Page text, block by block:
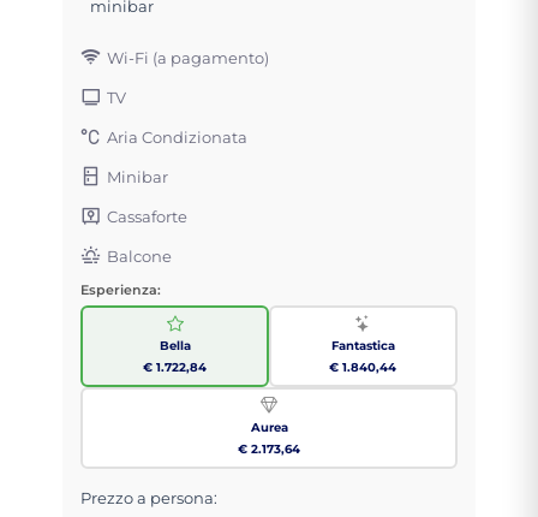
minibar
Wi-Fi (a pagamento)
TV
Aria Condizionata
Minibar
Cassaforte
Balcone
Esperienza:
Bella
€ 1.722,84
Fantastica
€ 1.840,44
Aurea
€ 2.173,64
Prezzo a persona: